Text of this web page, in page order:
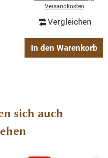
Versandkosten
Vergleichen
In den Warenkorb
sich auch